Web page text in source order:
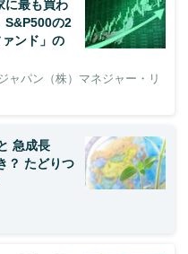
に最も買わ
S&P500の2
ンド」の
ャパン（株）マネジャー・リ
急成長
？ たどりつ